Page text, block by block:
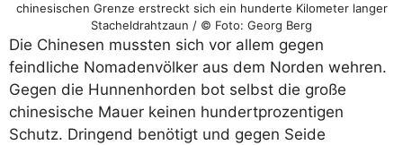
chinesischen Grenze erstreckt sich ein hunderte Kilometer langer
Stacheldrahtzaun / © Foto: Georg Berg
Die Chinesen mussten sich vor allem gegen
feindliche Nomadenvölker aus dem Norden wehren.
Gegen die Hunnenhorden bot selbst die große
chinesische Mauer keinen hundertprozentigen
Schutz. Dringend benötigt und gegen Seide